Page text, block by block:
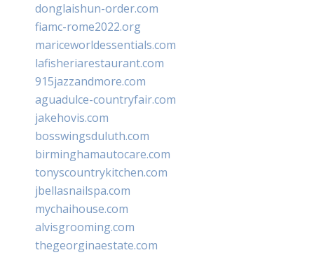
donglaishun-order.com
fiamc-rome2022.org
mariceworldessentials.com
lafisheriarestaurant.com
915jazzandmore.com
aguadulce-countryfair.com
jakehovis.com
bosswingsduluth.com
birminghamautocare.com
tonyscountrykitchen.com
jbellasnailspa.com
mychaihouse.com
alvisgrooming.com
thegeorginaestate.com